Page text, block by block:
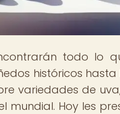
todo lo
históricos
variedades de
mundial. Hoy les